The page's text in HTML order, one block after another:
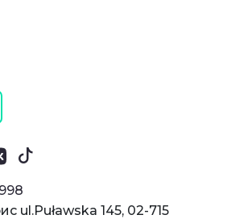
ul.Puławska 145, 02-715